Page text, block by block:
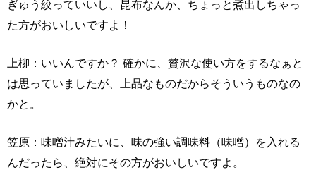
ぎゅう絞っていいし、昆布なんか、ちょっと煮出しちゃっ
た方がおいしいですよ！
上柳：いいんですか？ 確かに、贅沢な使い方をするなぁと
は思っていましたが、上品なものだからそういうものなの
かと。
笠原：味噌汁みたいに、味の強い調味料（味噌）を入れる
んだったら、絶対にその方がおいしいですよ。